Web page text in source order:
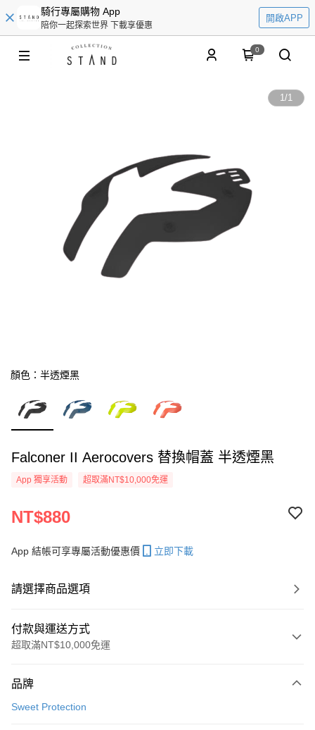
騎行專屬購物 App
陪你一起探索世界 下載享優惠
開啟APP
0
1/1
顏色：半透煙黑
Falconer II Aerocovers 替換帽蓋 半透煙黑
App 獨享活動 超取滿NT$10,000免運
NT$880
App 結帳可享專屬活動優惠價 立即下載
請選擇商品選項
付款與運送方式
超取滿NT$10,000免運
信用卡一次付款
品牌
Sweet Protection